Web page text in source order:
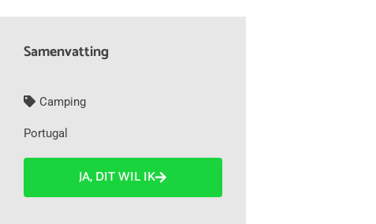
Samenvatting
Camping
Portugal
JA, DIT WIL IK